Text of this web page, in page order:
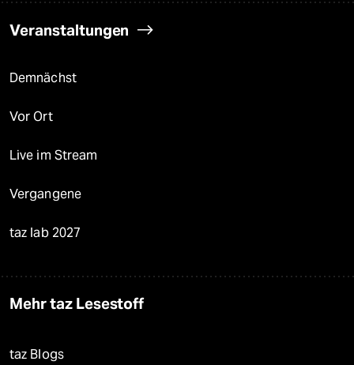
Veranstaltungen
Demnächst
Vor Ort
Live im Stream
Vergangene
taz lab 2027
Mehr taz Lesestoff
taz Blogs